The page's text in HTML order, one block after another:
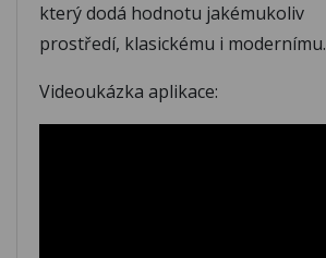
M342 M343 M344
který dodá hodnotu jakémukoliv
prostředí, klasickému i modernímu.
Videoukázka aplikace: